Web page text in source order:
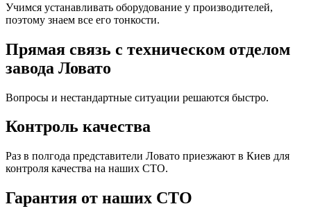
Учимся устанавливать оборудование у производителей,
поэтому знаем все его тонкости.
Прямая связь с техническом отделом
завода Ловато
Вопросы и нестандартные ситуации решаются быстро.
Контроль качества
Раз в полгода представители Ловато приезжают в Киев для
контроля качества на наших СТО.
Гарантия от наших СТО